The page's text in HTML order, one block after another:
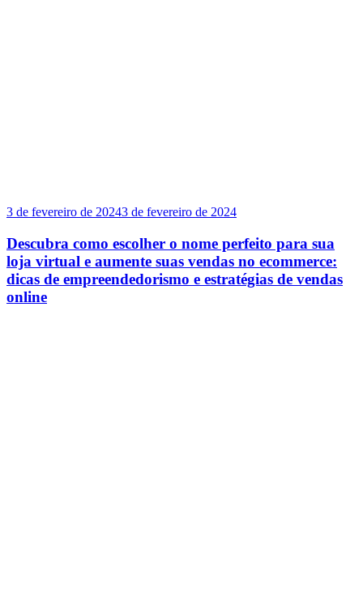
3 de fevereiro de 20243 de fevereiro de 2024
Descubra como escolher o nome perfeito para sua
loja virtual e aumente suas vendas no ecommerce:
dicas de empreendedorismo e estratégias de vendas
online